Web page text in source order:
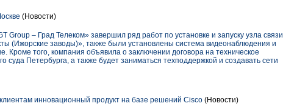
(Новости)
Group – Град Телеком» завершил ряд работ по установке и запуску узла связи
(Ижорские заводы)», также были установлены система видеонаблюдения и
Кроме того, компания объявила о заключении договора на техническое
суда Петербурга, а также будет заниматься техподдержкой и создавать сети
инновационный продукт на базе решений Cisco (Новости)